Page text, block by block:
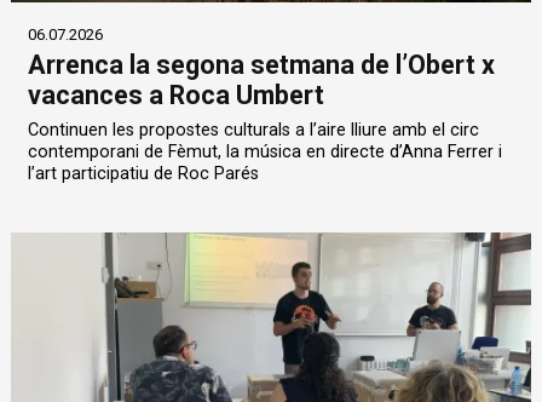
06.07.2026
Arrenca la segona setmana de l’Obert x
vacances a Roca Umbert
Continuen les propostes culturals a l’aire lliure amb el circ
contemporani de Fèmut, la música en directe d’Anna Ferrer i
l’art participatiu de Roc Parés